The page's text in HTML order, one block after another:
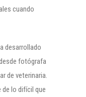
cuando
desarrollado
fotógrafa
de veterinaria.
de lo difícil que